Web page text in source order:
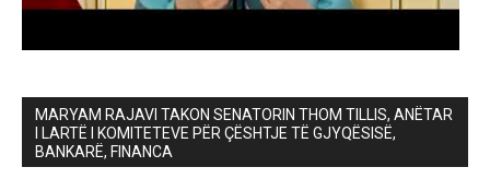
MARYAM RAJAVI TAKON SENATORIN THOM TILLIS, ANËTAR
I LARTË I KOMITETEVE PËR ÇËSHTJE TË GJYQËSISË,
BANKARË, FINANCA